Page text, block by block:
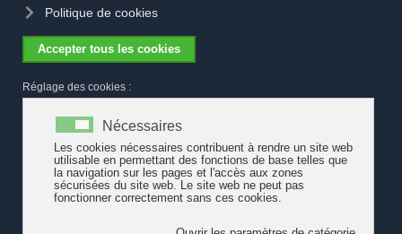
consensus majeur
l'accueil de l'enfance a été rejeté par son Grand Conseil. Il a fallu
des enfants trouve un écho favorable. Tout était à inventer.
Grâce à la mise en réseau de personnes convaincues de la
nécessité d'innover, un groupe de travail est né. Il comprenait les
associations patronales, les caisses d’allocation familiale, des
syndicats et des députés. Ce fût le premier grand consensus
vaudois entre les partis politiques sur le thème de la politique